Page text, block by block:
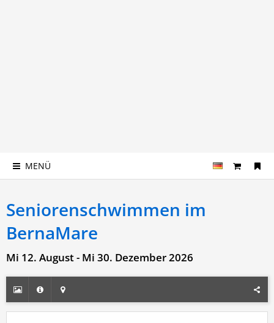
MENÜ
Seniorenschwimmen im
BernaMare
Mi 12. August - Mi 30. Dezember 2026